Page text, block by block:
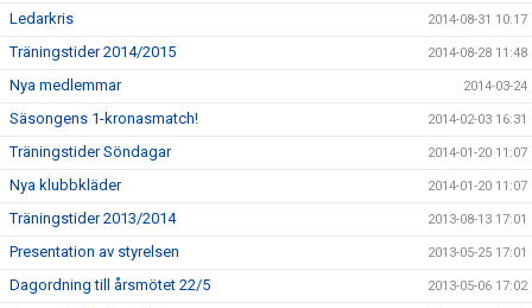
Ledarkris 2014-08-31 10:17
Träningstider 2014/2015 2014-08-28 11:48
Nya medlemmar 2014-03-24
Säsongens 1-kronasmatch! 2014-02-03 16:31
Träningstider Söndagar 2014-01-20 11:07
Nya klubbkläder 2014-01-20 11:07
Träningstider 2013/2014 2013-08-13 17:01
Presentation av styrelsen 2013-05-25 17:01
Dagordning till årsmötet 22/5 2013-05-06 17:02